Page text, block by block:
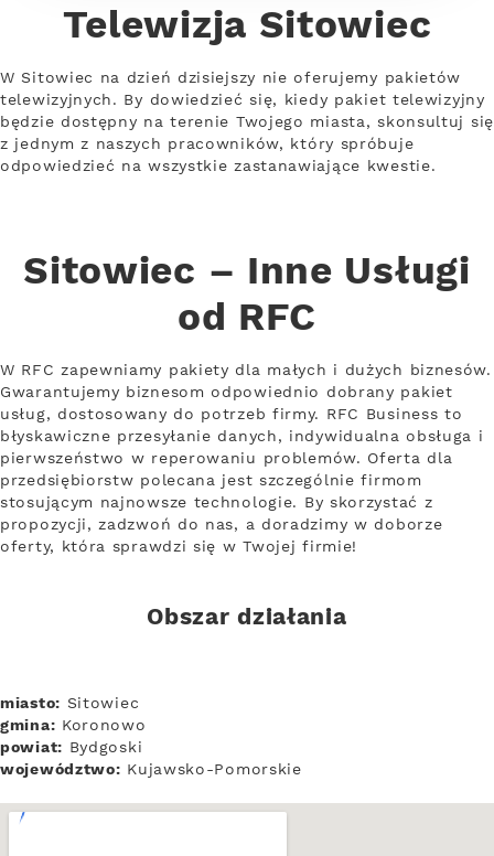
Telewizja Sitowiec
W Sitowiec na dzień dzisiejszy nie oferujemy pakietów
telewizyjnych. By dowiedzieć się, kiedy pakiet telewizyjny
będzie dostępny na terenie Twojego miasta, skonsultuj się
z jednym z naszych pracowników, który spróbuje
odpowiedzieć na wszystkie zastanawiające kwestie.
Sitowiec – Inne Usługi
od RFC
W RFC zapewniamy pakiety dla małych i dużych biznesów.
Gwarantujemy biznesom odpowiednio dobrany pakiet
usług, dostosowany do potrzeb firmy. RFC Business to
błyskawiczne przesyłanie danych, indywidualna obsługa i
pierwszeństwo w reperowaniu problemów. Oferta dla
przedsiębiorstw polecana jest szczególnie firmom
stosującym najnowsze technologie. By skorzystać z
propozycji, zadzwoń do nas, a doradzimy w doborze
oferty, która sprawdzi się w Twojej firmie!
Obszar działania
miasto: Sitowiec
gmina: Koronowo
powiat: Bydgoski
województwo: Kujawsko-Pomorskie